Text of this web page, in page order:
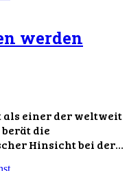
werden
als einer der weltweit
die
Hinsicht bei der…